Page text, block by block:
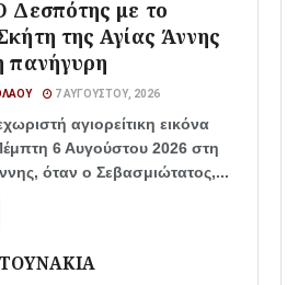
Δεσπότης με το
της Αγίας Άννης
πανήγυρη
7 ΑΥΓΟΎΣΤΟΥ, 2026
αγιορείτικη εικόνα
6 Αυγούστου 2026 στη
όταν ο Σεβασμιώτατος,...